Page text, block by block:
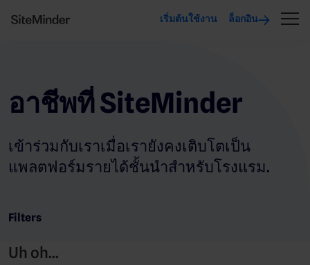
เริ่มต้นใช้งาน ล็อกอิน
อาชีพที่ SiteMinder
เข้าร่วมกับเราเมื่อเรายังคงเติบโตเป็น
แพลตฟอร์มรายได้ชั้นนำสำหรับโรงแรม.
Filters
Uh oh...